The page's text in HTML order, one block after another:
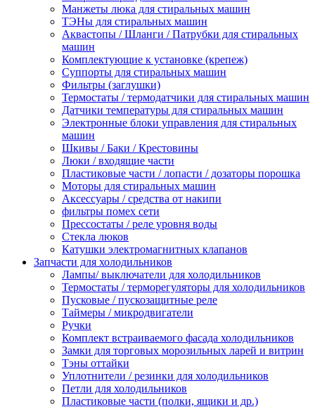
Манжеты люка для стиральных машин
ТЭНы для стиральных машин
Аквастопы / Шланги / Патрубки для стиральных
машин
Комплектующие к установке (крепеж)
Суппорты для стиральных машин
Фильтры (заглушки)
Термостаты / термодатчики для стиральных машин
Датчики температуры для стиральных машин
Электронные блоки управления для стиральных
машин
Шкивы / Баки / Крестовины
Люки / входящие части
Пластиковые части / лопасти / дозаторы порошка
Моторы для стиральных машин
Аксессуары / средства от накипи
фильтры помех сети
Прессостаты / реле уровня воды
Стекла люков
Катушки электромагнитных клапанов
Запчасти для холодильников
Лампы/ выключатели для холодильников
Термостаты / терморегуляторы для холодильников
Пусковые / пускозащитные реле
Таймеры / микродвигатели
Ручки
Комплект встраиваемого фасада холодильников
Замки для торговых морозильных ларей и витрин
Тэны оттайки
Уплотнители / резинки для холодильников
Петли для холодильников
Пластиковые части (полки, ящики и др.)